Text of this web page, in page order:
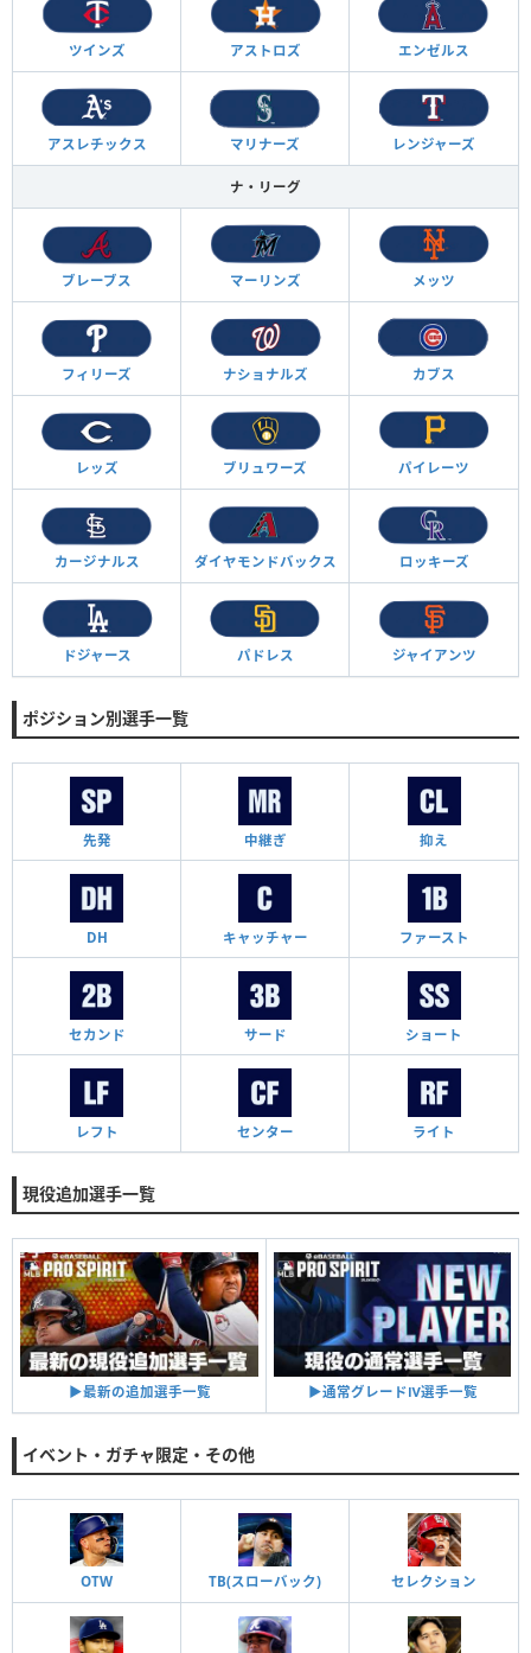
ツインズ アストロズ エンゼルス
アスレチックス マリナーズ レンジャーズ
ナ・リーグ
ブレーブス マーリンズ メッツ
フィリーズ ナショナルズ カブス
レッズ ブリュワーズ パイレーツ
カージナルス ダイヤモンドバックス ロッキーズ
ドジャース パドレス ジャイアンツ
ポジション別選手一覧
先発 中継ぎ 抑え
DH キャッチャー ファースト
セカンド サード ショート
レフト センター ライト
現役追加選手一覧
▶︎最新の追加選手一覧 ▶︎通常グレードⅣ選手一覧
イベント・ガチャ限定・その他
OTW TB(スローバック) セレクション